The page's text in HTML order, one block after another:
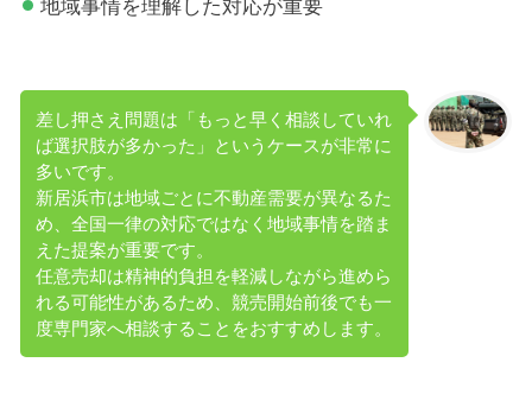
地域事情を理解した対応が重要
差し押さえ問題は「もっと早く相談していれ
ば選択肢が多かった」というケースが非常に
多いです。
新居浜市は地域ごとに不動産需要が異なるた
め、全国一律の対応ではなく地域事情を踏ま
えた提案が重要です。
任意売却は精神的負担を軽減しながら進めら
れる可能性があるため、競売開始前後でも一
度専門家へ相談することをおすすめします。